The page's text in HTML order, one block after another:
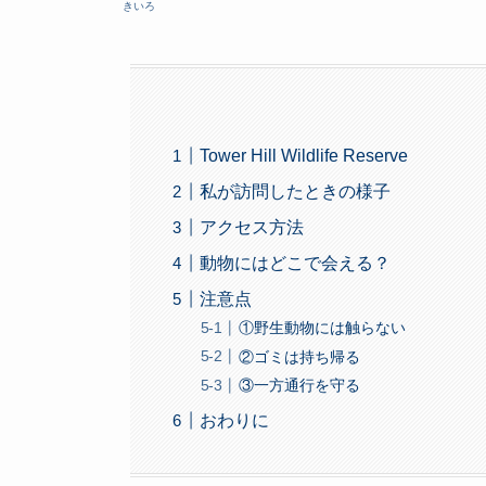
きいろ
Tower Hill Wildlife Reserve
私が訪問したときの様子
アクセス方法
動物にはどこで会える？
注意点
①野生動物には触らない
②ゴミは持ち帰る
③一方通行を守る
おわりに